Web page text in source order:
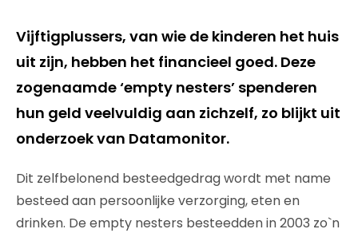
Vijftigplussers, van wie de kinderen het huis
uit zijn, hebben het financieel goed. Deze
zogenaamde ‘empty nesters’ spenderen
hun geld veelvuldig aan zichzelf, zo blijkt uit
onderzoek van Datamonitor.
Dit zelfbelonend besteedgedrag wordt met name
besteed aan persoonlijke verzorging, eten en
drinken. De empty nesters besteedden in 2003 zo`n